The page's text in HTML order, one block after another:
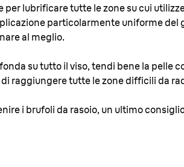
per lubrificare tutte le zone su cui
particolarmente uniforme del
al meglio.
su tutto il viso, tendi bene la pelle
raggiungere tutte le zone difficili da
i brufoli da rasoio, un ultimo